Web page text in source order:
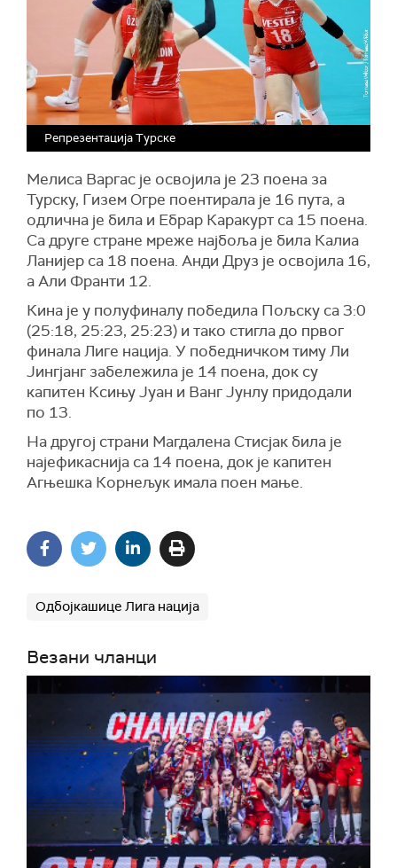
Репрезентација Турске
Мелиса Варгас је освојила је 23 поена за
Турску, Гизем Огре поентирала је 16 пута, а
одлична је била и Ебрар Каракурт са 15 поена.
Са друге стране мреже најбоља је била Калиа
Ланијер са 18 поена. Анди Друз је освојила 16,
а Али Франти 12.
Кина је у полуфиналу победила Пољску са 3:0
(25:18, 25:23, 25:23) и тако стигла до првог
финала Лиге нација. У победничком тиму Ли
Јингјанг забележила је 14 поена, док су
капитен Ксињу Јуан и Ванг Јунлу придодали
по 13.
На другој страни Магдалена Стисјак била је
најефикаснија са 14 поена, док је капитен
Агњешка Корнељук имала поен мање.
Одбојкашице Лига нација
Везани чланци